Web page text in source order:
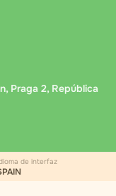
Praga 2, República
de interfaz